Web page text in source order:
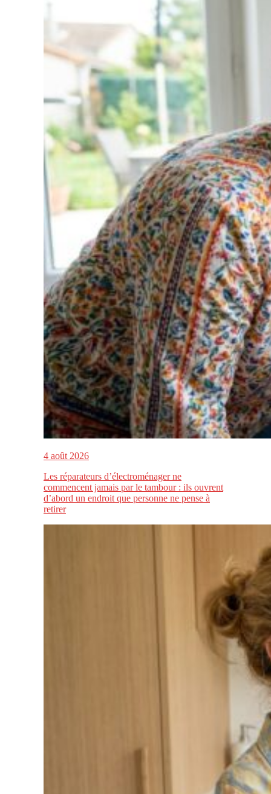
4 août 2026
Les réparateurs d’électroménager ne
commencent jamais par le tambour : ils ouvrent
d’abord un endroit que personne ne pense à
retirer